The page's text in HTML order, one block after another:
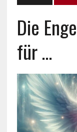
Die
für …